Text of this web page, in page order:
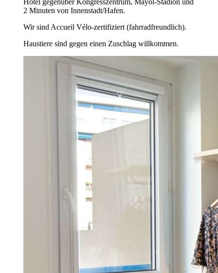
Hotel gegenüber Kongresszentrum, Mayol-Stadion und
2 Minuten von Innenstadt/Hafen.
Wir sind Accueil Vélo-zertifiziert (fahrradfreundlich).
Haustiere sind gegen einen Zuschlag willkommen.